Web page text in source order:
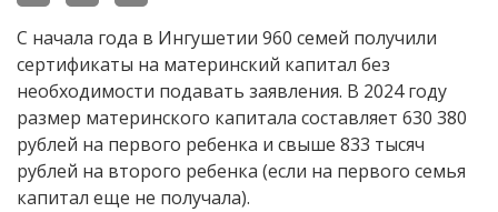
С начала года в Ингушетии 960 семей получили
сертификаты на материнский капитал без
необходимости подавать заявления. В 2024 году
размер материнского капитала составляет 630 380
рублей на первого ребенка и свыше 833 тысяч
рублей на второго ребенка (если на первого семья
капитал еще не получала).